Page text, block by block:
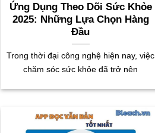
Ứng Dụng Theo Dõi Sức Khỏe
2025: Những Lựa Chọn Hàng
Đầu
Trong thời đại công nghệ hiện nay, việc
chăm sóc sức khỏe đã trở nên